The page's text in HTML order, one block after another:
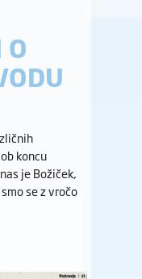
koncu
je Božiček,
se z vročo